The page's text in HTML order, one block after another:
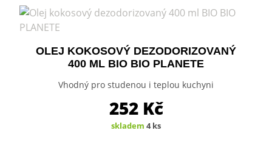
OLEJ KOKOSOVÝ DEZODORIZOVANÝ
400 ML BIO BIO PLANETE
Vhodný pro studenou i teplou kuchyni
252 Kč
skladem 4 ks